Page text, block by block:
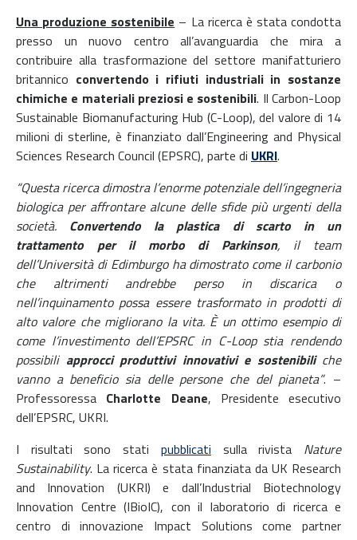
Una produzione sostenibile – La ricerca è stata condotta
presso un nuovo centro all’avanguardia che mira a
contribuire alla trasformazione del settore manifatturiero
britannico convertendo i rifiuti industriali in sostanze
chimiche e materiali preziosi e sostenibili. Il Carbon-Loop
Sustainable Biomanufacturing Hub (C-Loop), del valore di 14
milioni di sterline, è finanziato dall’Engineering and Physical
Sciences Research Council (EPSRC), parte di UKRI.
“Questa ricerca dimostra l’enorme potenziale dell’ingegneria
biologica per affrontare alcune delle sfide più urgenti della
società. Convertendo la plastica di scarto in un
trattamento per il morbo di Parkinson, il team
dell’Università di Edimburgo ha dimostrato come il carbonio
che altrimenti andrebbe perso in discarica o
nell’inquinamento possa essere trasformato in prodotti di
alto valore che migliorano la vita. È un ottimo esempio di
come l’investimento dell’EPSRC in C-Loop stia rendendo
possibili approcci produttivi innovativi e sostenibiliche
vanno a beneficio sia delle persone che del pianeta”. –
Professoressa Charlotte Deane, Presidente esecutivo
dell’EPSRC, UKRI.
I risultati sono stati pubblicati sulla rivista Nature
Sustainability. La ricerca è stata finanziata da UK Research
and Innovation (UKRI) e dall’Industrial Biotechnology
Innovation Centre (IBioIC), con il laboratorio di ricerca e
centro di innovazione Impact Solutions come partner